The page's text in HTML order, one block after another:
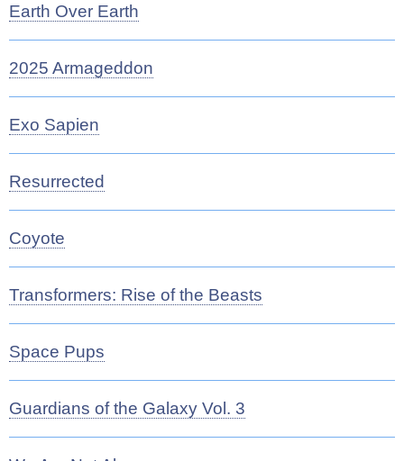
Earth Over Earth
2025 Armageddon
Exo Sapien
Resurrected
Coyote
Transformers: Rise of the Beasts
Space Pups
Guardians of the Galaxy Vol. 3